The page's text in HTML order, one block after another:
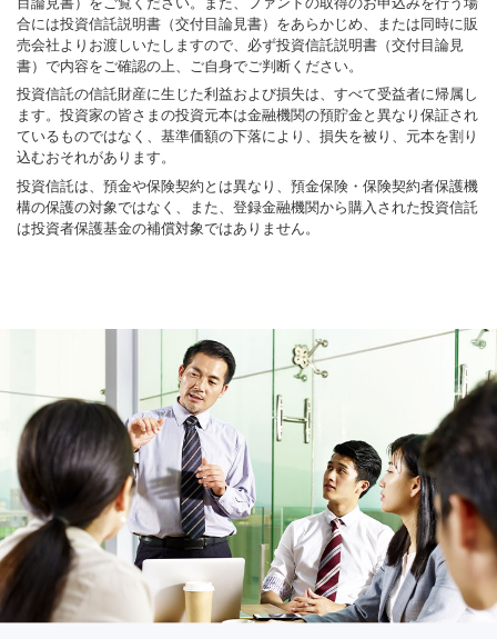
合には投資信託説明書（交付目論見書）をあらかじめ、または同時に販
売会社よりお渡しいたしますので、必ず投資信託説明書（交付目論見
書）で内容をご確認の上、ご自身でご判断ください。
投資信託の信託財産に生じた利益および損失は、すべて受益者に帰属し
ます。投資家の皆さまの投資元本は金融機関の預貯金と異なり保証され
ているものではなく、基準価額の下落により、損失を被り、元本を割り
込むおそれがあります。
投資信託は、預金や保険契約とは異なり、預金保険・保険契約者保護機
構の保護の対象ではなく、また、登録金融機関から購入された投資信託
は投資者保護基金の補償対象ではありません。